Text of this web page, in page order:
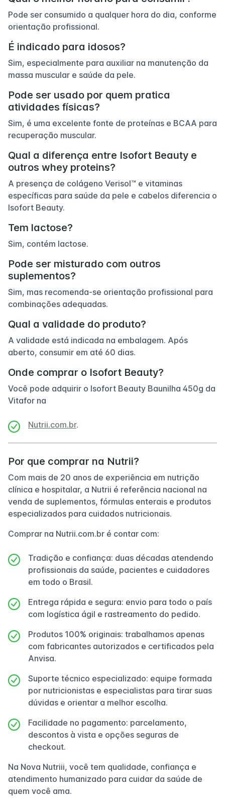
Pode ser consumido a qualquer hora do dia, conforme
orientação profissional.
É indicado para idosos?
Sim, especialmente para auxiliar na manutenção da
massa muscular e saúde da pele.
Pode ser usado por quem pratica
atividades físicas?
Sim, é uma excelente fonte de proteínas e BCAA para
recuperação muscular.
Qual a diferença entre Isofort Beauty e
outros whey proteins?
A presença de colágeno Verisol™ e vitaminas
específicas para saúde da pele e cabelos diferencia o
Isofort Beauty.
Tem lactose?
Sim, contém lactose.
Pode ser misturado com outros
suplementos?
Sim, mas recomenda-se orientação profissional para
combinações adequadas.
Qual a validade do produto?
A validade está indicada na embalagem. Após
aberto, consumir em até 60 dias.
Onde comprar o Isofort Beauty?
Você pode adquirir o Isofort Beauty Baunilha 450g da
Vitafor na
Nutrii.com.br.
Por que comprar na Nutrii?
Com mais de 20 anos de experiência em nutrição
clínica e hospitalar, a Nutrii é referência nacional na
venda de suplementos, fórmulas enterais e produtos
especializados para cuidados nutricionais.
Comprar na Nutrii.com.br é contar com:
Tradição e confiança: duas décadas atendendo
profissionais da saúde, pacientes e cuidadores
em todo o Brasil.
Entrega rápida e segura: envio para todo o país
com logística ágil e rastreamento do pedido.
Produtos 100% originais: trabalhamos apenas
com fabricantes autorizados e certificados pela
Anvisa.
Suporte técnico especializado: equipe formada
por nutricionistas e especialistas para tirar suas
dúvidas e orientar a melhor escolha.
Facilidade no pagamento: parcelamento,
descontos à vista e opções seguras de
checkout.
Na Nova Nutriii, você tem qualidade, confiança e
atendimento humanizado para cuidar da saúde de
quem você ama.